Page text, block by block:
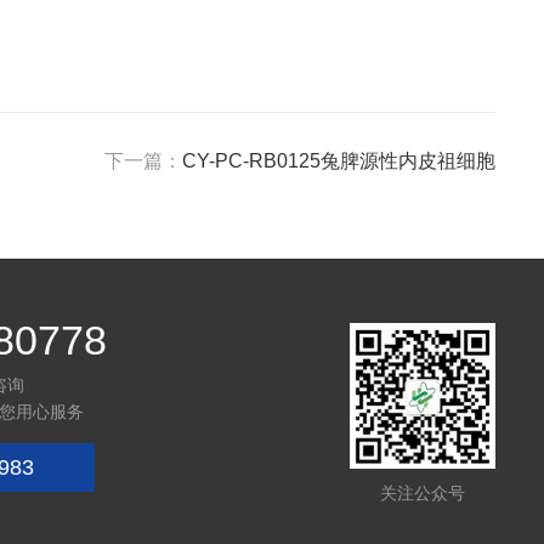
下一篇： CY-PC-RB0125兔脾源性内皮祖细胞
询
用心服务
关注公众号